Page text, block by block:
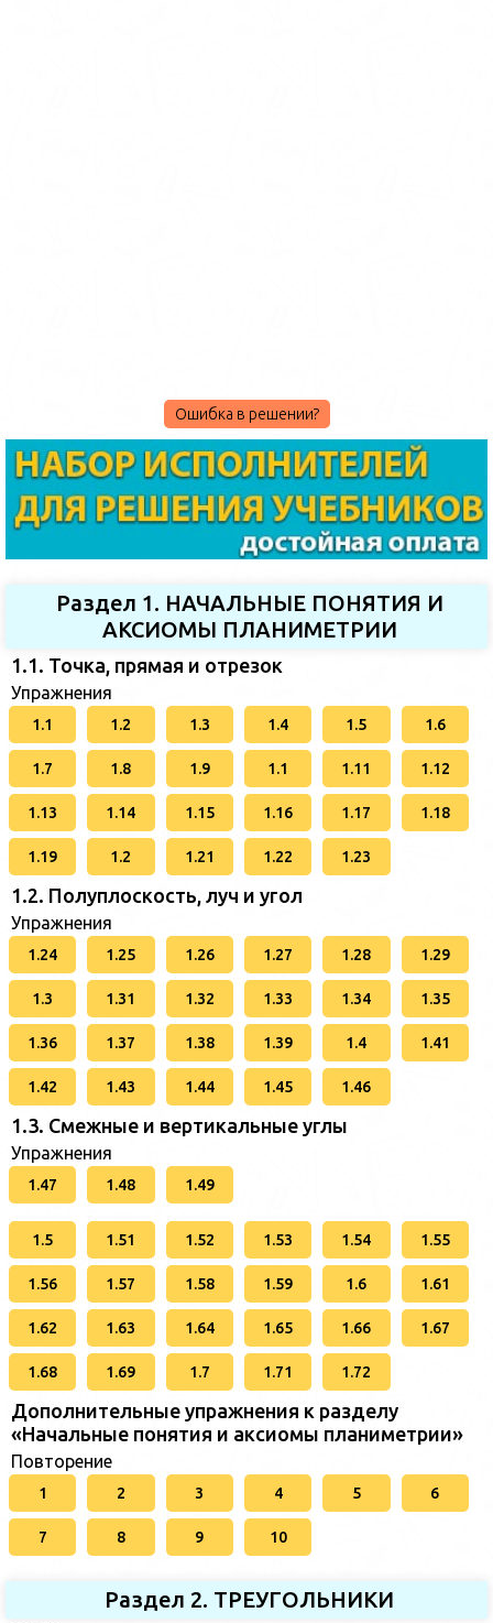
Ошибка в решении?
Раздел 1. НАЧАЛЬНЫЕ ПОНЯТИЯ И
АКСИОМЫ ПЛАНИМЕТРИИ
1.1. Точка, прямая и отрезок
Упражнения
1.1 1.2 1.3 1.4 1.5 1.6
1.7 1.8 1.9 1.1 1.11 1.12
1.13 1.14 1.15 1.16 1.17 1.18
1.19 1.2 1.21 1.22 1.23
1.2. Полуплоскость, луч и угол
Упражнения
1.24 1.25 1.26 1.27 1.28 1.29
1.3 1.31 1.32 1.33 1.34 1.35
1.36 1.37 1.38 1.39 1.4 1.41
1.42 1.43 1.44 1.45 1.46
1.3. Смежные и вертикальные углы
Упражнения
1.47 1.48 1.49
1.5 1.51 1.52 1.53 1.54 1.55
1.56 1.57 1.58 1.59 1.6 1.61
1.62 1.63 1.64 1.65 1.66 1.67
1.68 1.69 1.7 1.71 1.72
Дополнительные упражнения к разделу
«Начальные понятия и аксиомы планиметрии»
Повторение
1 2 3 4 5 6
7 8 9 10
Раздел 2. ТРЕУГОЛЬНИКИ